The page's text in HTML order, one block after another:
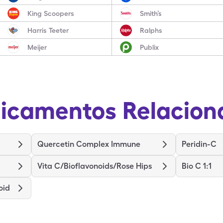
King Scoopers Smith’s
Harris Teeter Ralphs
Meijer Publix
Quercetin Complex Immune Peridin-C
Vita C/Bioflavonoids/Rose Hips Bio C 1:1